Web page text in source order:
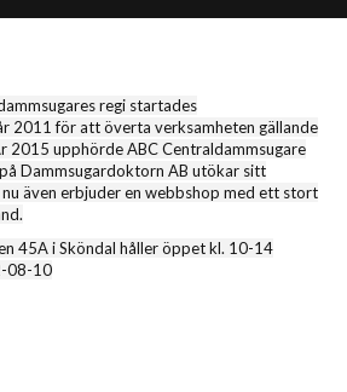
regi startades
2011 för att överta verksamheten gällande
2015 upphörde ABC Centraldammsugare
Dammsugardoktorn AB utökar sitt
även erbjuder en webbshop med ett stort
45A i Sköndal håller öppet kl. 10-14
08-10